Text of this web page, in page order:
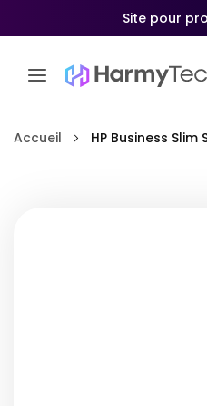
Site pour
au
Accueil HP Business